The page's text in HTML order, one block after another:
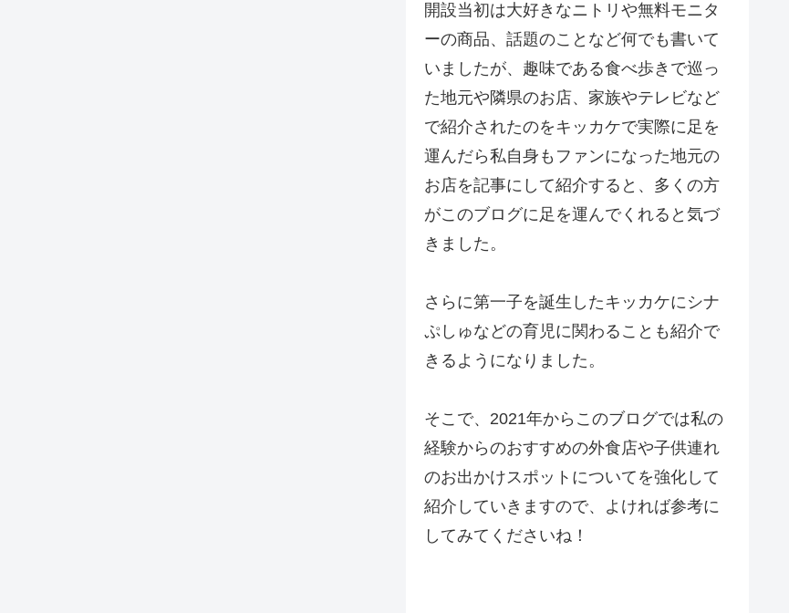
開設当初は大好きなニトリや無料モニタ
ーの商品、話題のことなど何でも書いて
いましたが、趣味である食べ歩きで巡っ
た地元や隣県のお店、家族やテレビなど
で紹介されたのをキッカケで実際に足を
運んだら私自身もファンになった地元の
お店を記事にして紹介すると、多くの方
がこのブログに足を運んでくれると気づ
きました。
さらに第一子を誕生したキッカケにシナ
ぷしゅなどの育児に関わることも紹介で
きるようになりました。
そこで、2021年からこのブログでは私の
経験からのおすすめの外食店や子供連れ
のお出かけスポットについてを強化して
紹介していきますので、よければ参考に
してみてくださいね！